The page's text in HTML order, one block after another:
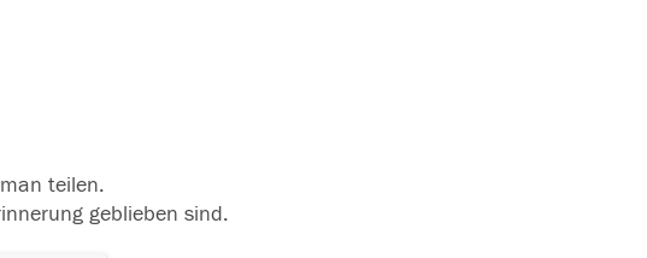
teilen.
geblieben sind.